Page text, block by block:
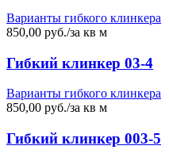
Варианты гибкого клинкера
850,00 руб./за кв м
Гибкий клинкер 03-4
Варианты гибкого клинкера
850,00 руб./за кв м
Гибкий клинкер 003-5